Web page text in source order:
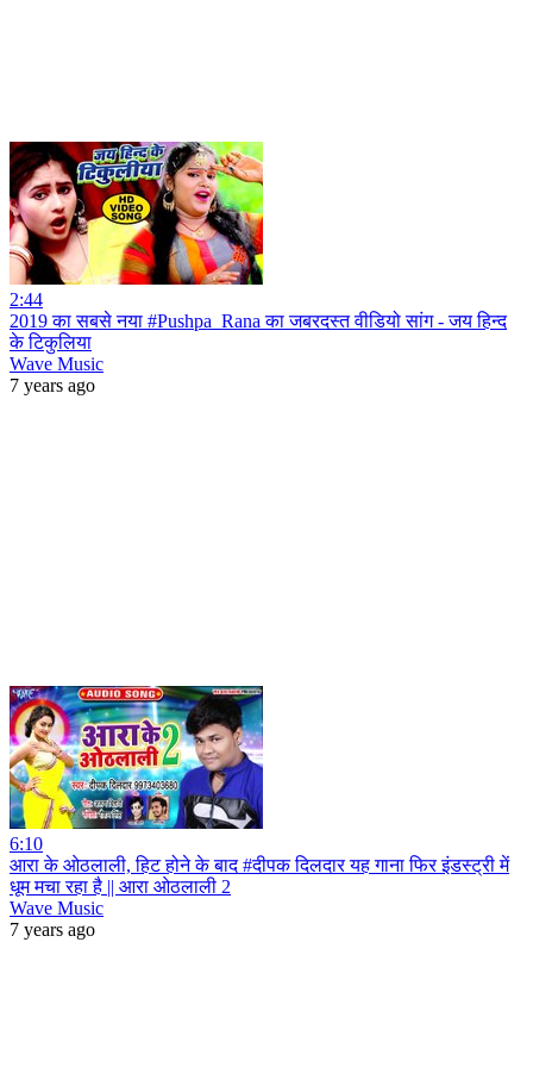
2:44
2019 का सबसे नया #Pushpa_Rana का जबरदस्त वीडियो सांग - जय हिन्द
के टिकुलिया
Wave Music
7 years ago
6:10
आरा के ओठलाली, हिट होने के बाद #दीपक दिलदार यह गाना फिर इंडस्ट्री में
धूम मचा रहा है || आरा ओठलाली 2
Wave Music
7 years ago